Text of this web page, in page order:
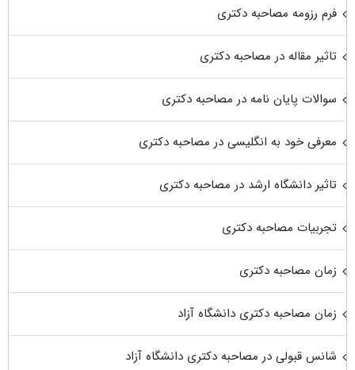
فرم رزومه مصاحبه دکتری
تاثیر مقاله در مصاحبه دکتری
سوالات پایان نامه در مصاحبه دکتری
معرفی خود به انگلیسی در مصاحبه دکتری
تاثیر دانشگاه ارشد در مصاحبه دکتری
تجربیات مصاحبه دکتری
زمان مصاحبه دکتری
زمان مصاحبه دکتری دانشگاه آزاد
شانس قبولی در مصاحبه دکتری دانشگاه آزاد